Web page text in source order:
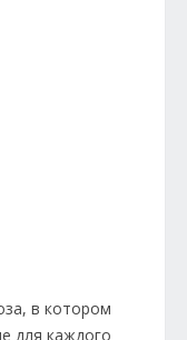
в котором
для каждого